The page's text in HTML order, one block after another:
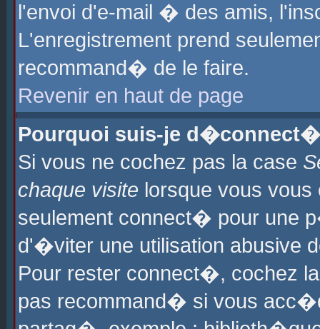
l'envoi d'e-mail � des amis,
L'enregistrement prend
recommand� de le faire.
Revenir en haut de page
Pourquoi suis-je
Si vous ne cochez pas la case
chaque visite lorsque vous
seulement connect� pour une
d'�viter une utilisation abusive
Pour rester connect�, cochez
pas recommand� si vous